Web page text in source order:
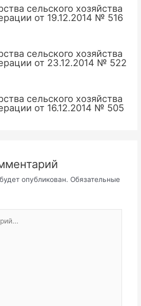
сельского хозяйства
от 19.12.2014 № 516
сельского хозяйства
от 23.12.2014 № 522
сельского хозяйства
от 16.12.2014 № 505
опубликован. Обязательные